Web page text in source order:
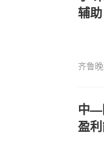
辅助
齐鲁
中—
盈